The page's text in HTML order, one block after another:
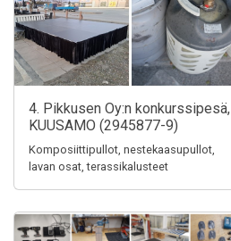
4. Pikkusen Oy:n konkurssipesä,
KUUSAMO (2945877-9)
Komposiittipullot, nestekaasupullot,
lavan osat, terassikalusteet